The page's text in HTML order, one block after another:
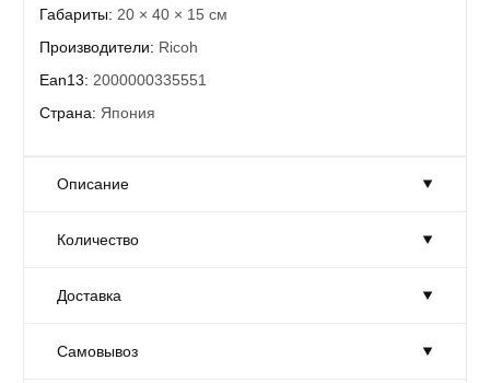
Габариты: 20 × 40 × 15 см
Производители: Ricoh
Ean13: 2000000335551
Страна: Япония
Описание
чистящий ролик блока закрепления (pressure roller
Габариты: 20 × 40 × 15 см
Количество
Количество:
Доставка
Доставка:На завтра
Самовывоз